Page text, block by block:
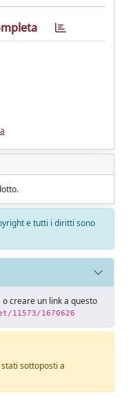
e tutti i diritti sono
creare un link a questo
1670626
sottoposti a